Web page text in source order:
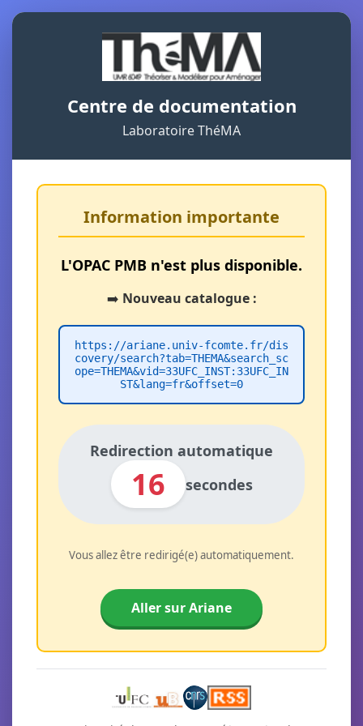
Centre de documentation
Laboratoire ThéMA
Information importante
L'OPAC PMB n'est plus disponible.
➡️ Nouveau catalogue :
https://ariane.univ-fcomte.fr/dis
covery/search?tab=THEMA&search_sc
ope=THEMA&vid=33UFC_INST:33UFC_IN
ST&lang=fr&offset=0
Redirection automatique
16 secondes
Vous allez être redirigé(e) automatiquement.
Aller sur Ariane